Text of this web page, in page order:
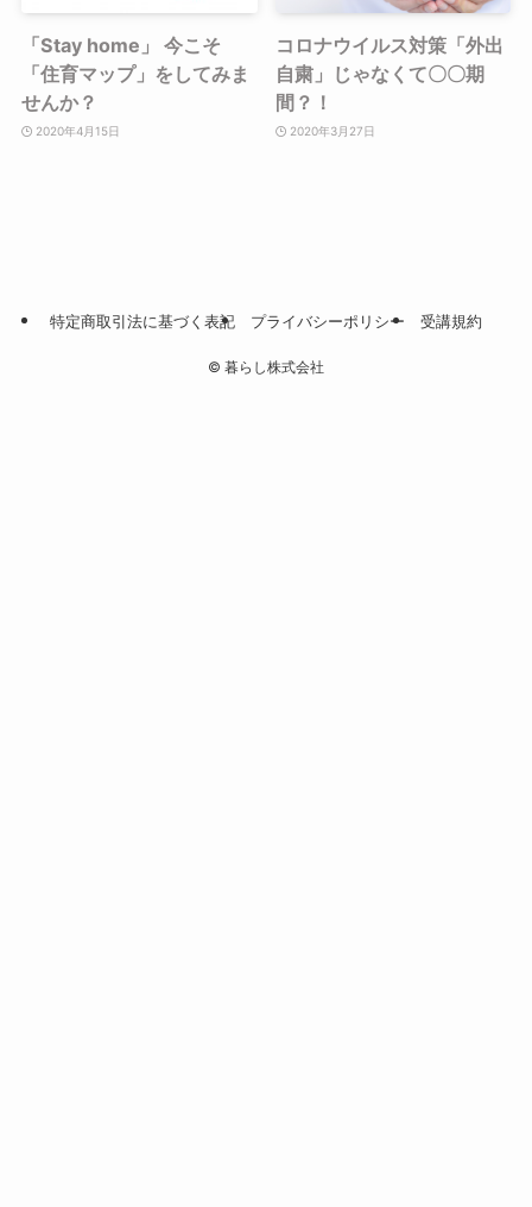
「Stay home」 今こそ
「住育マップ」をしてみま
せんか？
2020年4月15日
コロナウイルス対策「外出
自粛」じゃなくて〇〇期
間？！
2020年3月27日
特定商取引法に基づく表記 プライバシーポリシー 受講規約
© 暮らし株式会社